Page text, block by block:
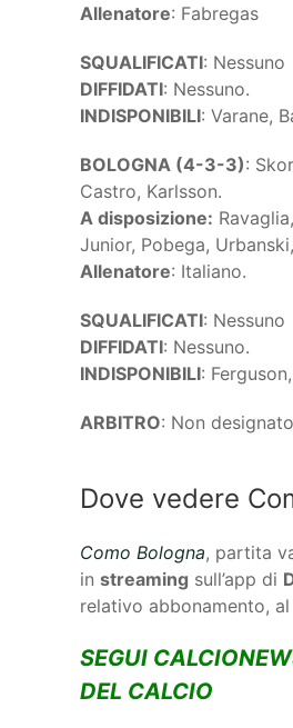
Allenatore: Fabregas
SQUALIFICATI: Nessuno
DIFFIDATI: Nessuno.
INDISPONIBILI: Varane,
BOLOGNA (4-3-3):
Castro, Karlsson.
A disposizione:
Junior, Pobega,
Allenatore: Italiano.
SQUALIFICATI: Nessuno
DIFFIDATI: Nessuno.
INDISPONIBILI:
ARBITRO: Non designato
Dove vedere
Como Bologna, partita
in streaming sull’app di
relativo abbonamento,
SEGUI
DEL CALCIO